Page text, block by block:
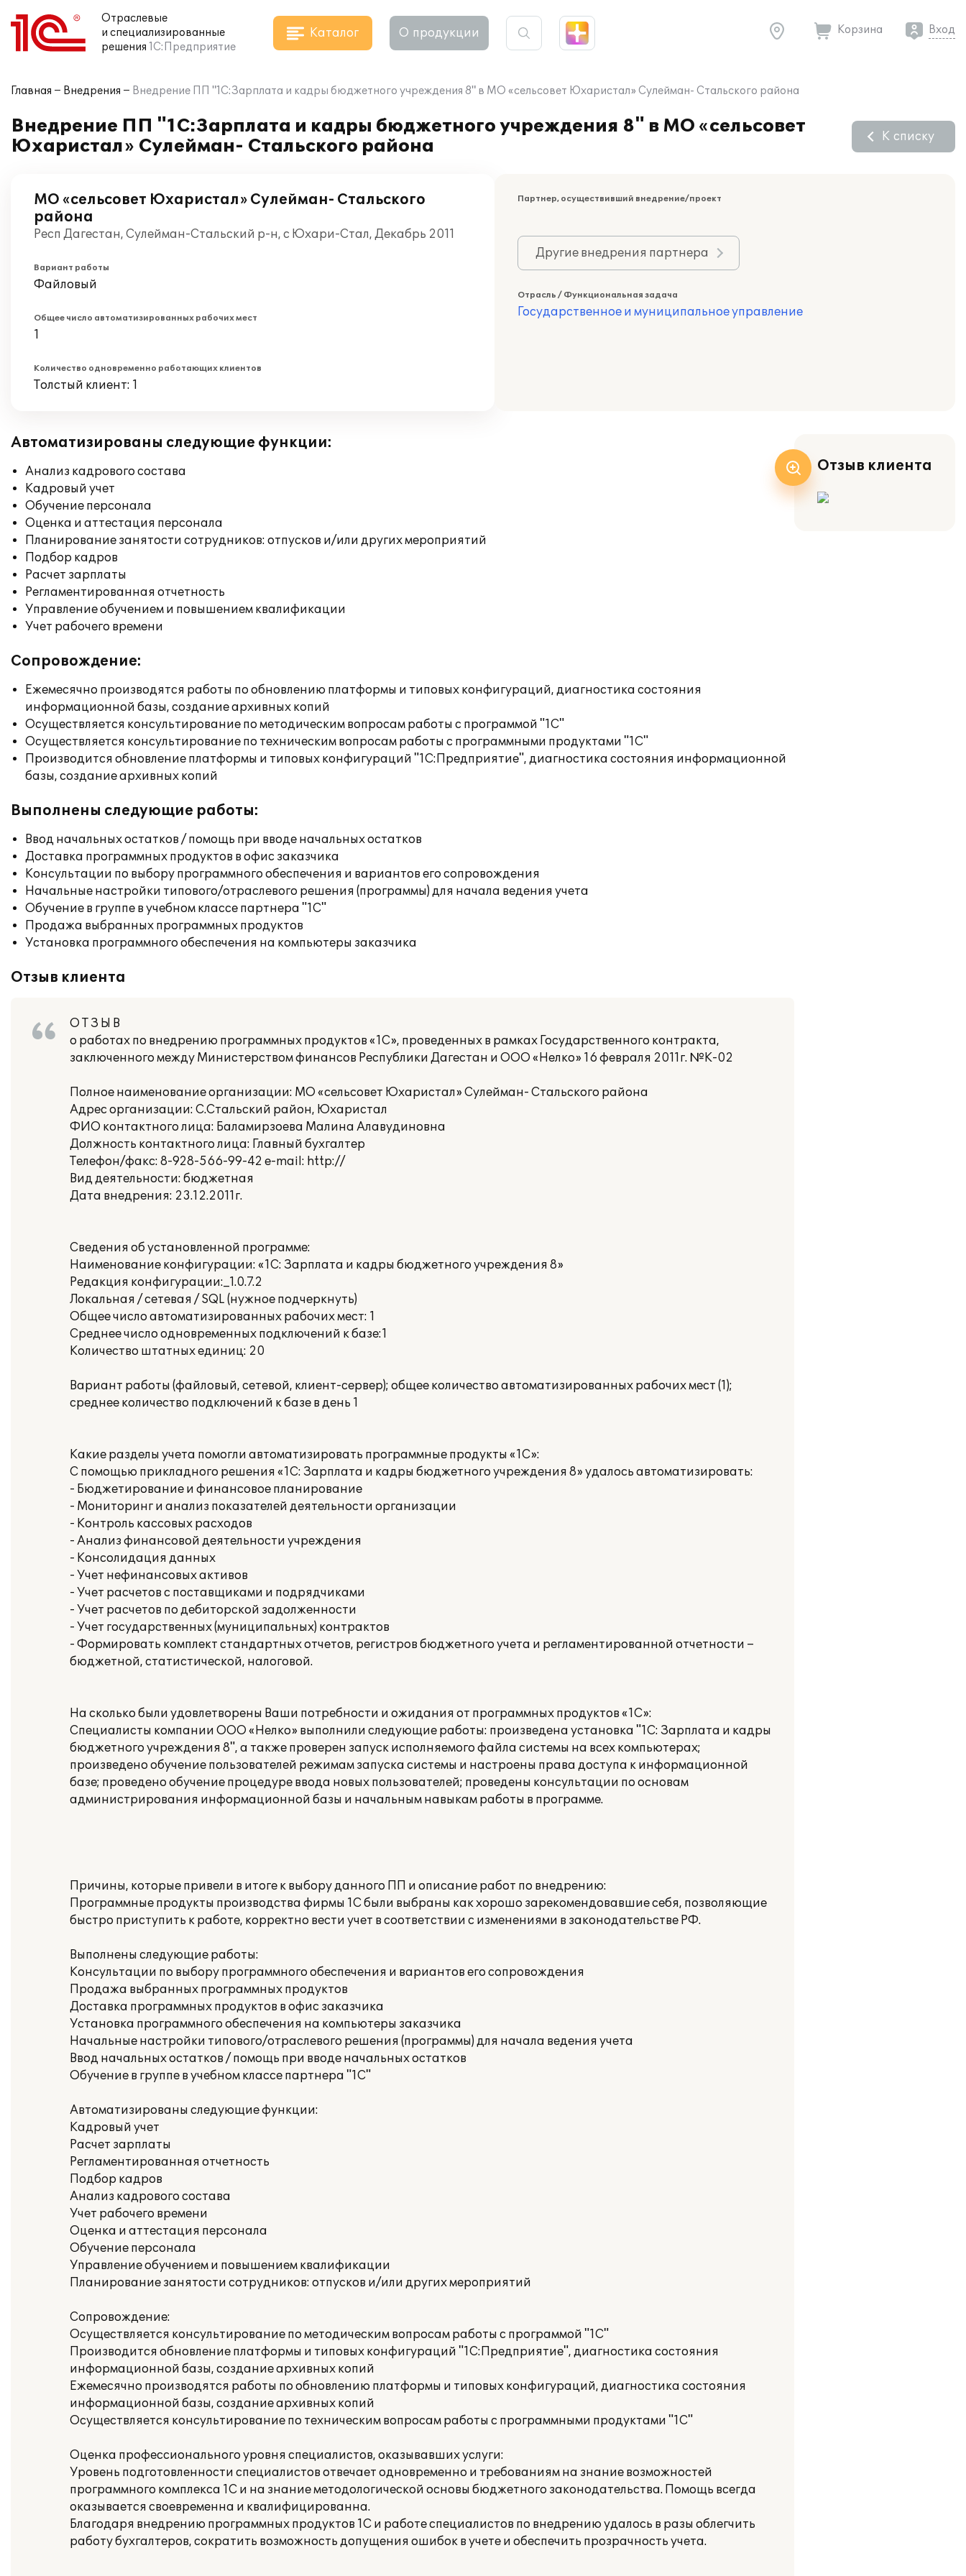
Отраслевые
и специализированные
решения 1С:Предприятие
Каталог О продукции Корзина Вход
Главная Внедрения Внедрение ПП "1С:Зарплата и кадры бюджетного учреждения 8" в МО «сельсовет Юхаристал» Сулейман- Стальского района
Внедрение ПП "1С:Зарплата и кадры бюджетного учреждения 8" в МО «сельсовет
Юхаристал» Сулейман- Стальского района
К списку
МО «сельсовет Юхаристал» Сулейман- Стальского
района
Респ Дагестан, Сулейман-Стальский р-н, с Юхари-Стал, Декабрь 2011
Вариант работы
Файловый
Общее число автоматизированных рабочих мест
1
Количество одновременно работающих клиентов
Толстый клиент: 1
Партнер, осуществивший внедрение/проект
Другие внедрения партнера
Отрасль / Функциональная задача
Государственное и муниципальное управление
Автоматизированы следующие функции:
Анализ кадрового состава
Кадровый учет
Обучение персонала
Оценка и аттестация персонала
Планирование занятости сотрудников: отпусков и/или других мероприятий
Подбор кадров
Расчет зарплаты
Регламентированная отчетность
Управление обучением и повышением квалификации
Учет рабочего времени
Сопровождение:
Ежемесячно производятся работы по обновлению платформы и типовых конфигураций, диагностика состояния
информационной базы, создание архивных копий
Осуществляется консультирование по методическим вопросам работы с программой "1С"
Осуществляется консультирование по техническим вопросам работы с программными продуктами "1С"
Производится обновление платформы и типовых конфигураций "1С:Предприятие", диагностика состояния информационной
базы, создание архивных копий
Выполнены следующие работы:
Ввод начальных остатков / помощь при вводе начальных остатков
Доставка программных продуктов в офис заказчика
Консультации по выбору программного обеспечения и вариантов его сопровождения
Начальные настройки типового/отраслевого решения (программы) для начала ведения учета
Обучение в группе в учебном классе партнера "1С"
Продажа выбранных программных продуктов
Установка программного обеспечения на компьютеры заказчика
Отзыв клиента
О Т З Ы В
о работах по внедрению программных продуктов «1С», проведенных в рамках Государственного контракта,
заключенного между Министерством финансов Республики Дагестан и ООО «Нелко» 16 февраля 2011г. №К-02
Полное наименование организации: МО «сельсовет Юхаристал» Сулейман- Стальского района
Адрес организации: С.Стальский район, Юхаристал
ФИО контактного лица: Баламирзоева Малина Алавудиновна
Должность контактного лица: Главный бухгалтер
Телефон/факс: 8-928-566-99-42 e-mail: http://
Вид деятельности: бюджетная
Дата внедрения: 23.12.2011г.
Сведения об установленной программе:
Наименование конфигурации: «1С: Зарплата и кадры бюджетного учреждения 8»
Редакция конфигурации:_1.0.7.2
Локальная / сетевая / SQL (нужное подчеркнуть)
Общее число автоматизированных рабочих мест: 1
Среднее число одновременных подключений к базе:1
Количество штатных единиц: 20
Вариант работы (файловый, сетевой, клиент-сервер); общее количество автоматизированных рабочих мест (1);
среднее количество подключений к базе в день 1
Какие разделы учета помогли автоматизировать программные продукты «1С»:
С помощью прикладного решения «1С: Зарплата и кадры бюджетного учреждения 8» удалось автоматизировать:
- Бюджетирование и финансовое планирование
- Мониторинг и анализ показателей деятельности организации
- Контроль кассовых расходов
- Анализ финансовой деятельности учреждения
- Консолидация данных
- Учет нефинансовых активов
- Учет расчетов с поставщиками и подрядчиками
- Учет расчетов по дебиторской задолженности
- Учет государственных (муниципальных) контрактов
- Формировать комплект стандартных отчетов, регистров бюджетного учета и регламентированной отчетности –
бюджетной, статистической, налоговой.
На сколько были удовлетворены Ваши потребности и ожидания от программных продуктов «1С»:
Специалисты компании ООО «Нелко» выполнили следующие работы: произведена установка "1С: Зарплата и кадры
бюджетного учреждения 8", а также проверен запуск исполняемого файла системы на всех компьютерах;
произведено обучение пользователей режимам запуска системы и настроены права доступа к информационной
базе; проведено обучение процедуре ввода новых пользователей; проведены консультации по основам
администрирования информационной базы и начальным навыкам работы в программе.
Причины, которые привели в итоге к выбору данного ПП и описание работ по внедрению:
Программные продукты производства фирмы 1С были выбраны как хорошо зарекомендовавшие себя, позволяющие
быстро приступить к работе, корректно вести учет в соответствии с изменениями в законодательстве РФ.
Выполнены следующие работы:
Консультации по выбору программного обеспечения и вариантов его сопровождения
Продажа выбранных программных продуктов
Доставка программных продуктов в офис заказчика
Установка программного обеспечения на компьютеры заказчика
Начальные настройки типового/отраслевого решения (программы) для начала ведения учета
Ввод начальных остатков / помощь при вводе начальных остатков
Обучение в группе в учебном классе партнера "1С"
Автоматизированы следующие функции:
Кадровый учет
Расчет зарплаты
Регламентированная отчетность
Подбор кадров
Анализ кадрового состава
Учет рабочего времени
Оценка и аттестация персонала
Обучение персонала
Управление обучением и повышением квалификации
Планирование занятости сотрудников: отпусков и/или других мероприятий
Сопровождение:
Осуществляется консультирование по методическим вопросам работы с программой "1С"
Производится обновление платформы и типовых конфигураций "1С:Предприятие", диагностика состояния
информационной базы, создание архивных копий
Ежемесячно производятся работы по обновлению платформы и типовых конфигураций, диагностика состояния
информационной базы, создание архивных копий
Осуществляется консультирование по техническим вопросам работы с программными продуктами "1С"
Оценка профессионального уровня специалистов, оказывавших услуги:
Уровень подготовленности специалистов отвечает одновременно и требованиям на знание возможностей
программного комплекса 1С и на знание методологической основы бюджетного законодательства. Помощь всегда
оказывается своевременна и квалифицированна.
Благодаря внедрению программных продуктов 1С и работе специалистов по внедрению удалось в разы облегчить
работу бухгалтеров, сократить возможность допущения ошибок в учете и обеспечить прозрачность учета.
Отзыв клиента